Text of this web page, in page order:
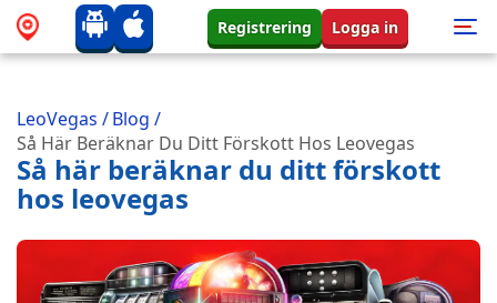
Registrering Logga in
LeoVegas /Blog /
Så Här Beräknar Du Ditt Förskott Hos Leovegas
Så här beräknar du ditt förskott
hos leovegas